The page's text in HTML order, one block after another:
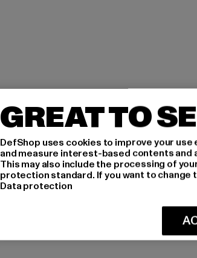
GREAT TO
DefShop uses cookies to improve your
and measure interest-based contents and
This may also include the processing of
protection standard. If you want to change
Data protection